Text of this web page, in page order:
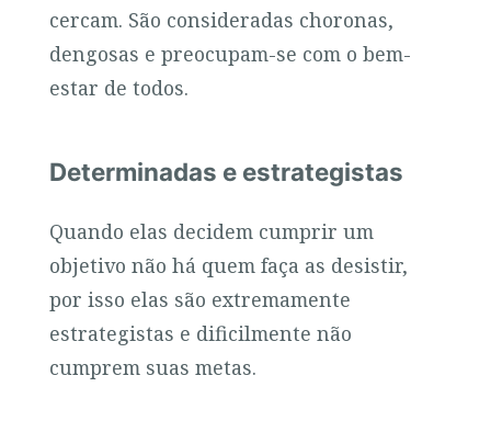
cercam. São consideradas choronas,
dengosas e preocupam-se com o bem-
estar de todos.
Determinadas e estrategistas
Quando elas decidem cumprir um
objetivo não há quem faça as desistir,
por isso elas são extremamente
estrategistas e dificilmente não
cumprem suas metas.